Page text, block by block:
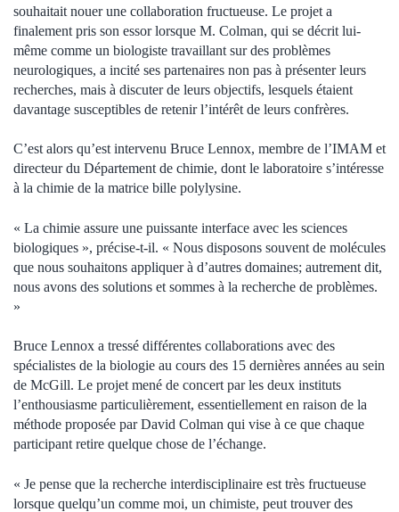
souhaitait nouer une collaboration fructueuse. Le projet a
finalement pris son essor lorsque M. Colman, qui se décrit lui-
même comme un biologiste travaillant sur des problèmes
neurologiques, a incité ses partenaires non pas à présenter leurs
recherches, mais à discuter de leurs objectifs, lesquels étaient
davantage susceptibles de retenir l’intérêt de leurs confrères.
C’est alors qu’est intervenu Bruce Lennox, membre de l’IMAM et
directeur du Département de chimie, dont le laboratoire s’intéresse
à la chimie de la matrice bille polylysine.
« La chimie assure une puissante interface avec les sciences
biologiques », précise-t-il. « Nous disposons souvent de molécules
que nous souhaitons appliquer à d’autres domaines; autrement dit,
nous avons des solutions et sommes à la recherche de problèmes.
»
Bruce Lennox a tressé différentes collaborations avec des
spécialistes de la biologie au cours des 15 dernières années au sein
de McGill. Le projet mené de concert par les deux instituts
l’enthousiasme particulièrement, essentiellement en raison de la
méthode proposée par David Colman qui vise à ce que chaque
participant retire quelque chose de l’échange.
« Je pense que la recherche interdisciplinaire est très fructueuse
lorsque quelqu’un comme moi, un chimiste, peut trouver des